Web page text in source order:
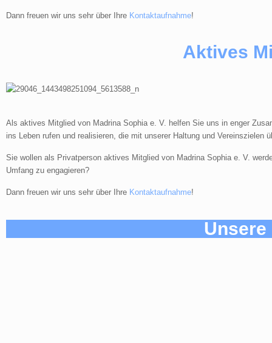
Dann freuen wir uns sehr über Ihre Kontaktaufnahme!
Aktives
Als aktives Mitglied von Madrina Sophia e. V. helfen Sie uns in enger
ins Leben rufen und realisieren, die mit unserer Haltung und Vereinszielen
Sie wollen als Privatperson aktives Mitglied von Madrina Sophia e. V.
Umfang zu engagieren?
Dann freuen wir uns sehr über Ihre Kontaktaufnahme!